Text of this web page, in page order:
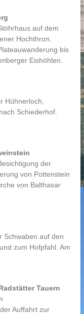
auf dem
Hochthron.
bis
Eishöhlen.
Hühnerloch,
Schiederhof.
der
von Pottenstein
von Balthasar
Schwaben auf den
zum Hofpfahl. Am
Tauern
Auffahrt zur